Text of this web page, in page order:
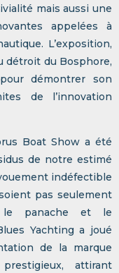
mais aussi une
appelées à
L’exposition,
détroit du Bosphore,
démontrer son
de l’innovation
Boat Show a été
de notre estimé
indéfectible
pas seulement
le panache et le
Yachting a joué
de la marque
attirant